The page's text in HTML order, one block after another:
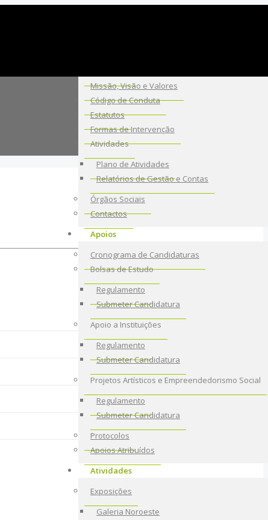
Missão, Visão e Valores
Código de Conduta
Estatutos
Formas de Intervenção
Atividades
Plano de Atividades
Relatórios de Gestão e Contas
Órgãos Sociais
Contactos
Apoios
Cronograma de Candidaturas
Bolsas de Estudo
Regulamento
Submeter Candidatura
Apoio a Instituições
Regulamento
Submeter Candidatura
Projetos Artísticos e Empreendedorismo Social
Regulamento
Submeter Candidatura
Protocolos
Apoios Atribuídos
Atividades
Exposições
Galeria Noroeste